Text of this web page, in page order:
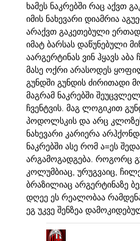
ხამეს ნაკრებში რაც აქვთ
იმის ნახევარი დიამრია
არაქვთ გაკეთებული
იმატ ბარსას დაწუნებული
აარგერტინას ვინ ჰყავს აბა
მასე ოქრი არასოდეს
გუნდში გუნდის ძირითადი
მაგრამ ნაკრებში
ჩვენტვის. მაგ ლოგიკით
პოდოლსკის და არც
ნახევარი კარიერა
ნაკრებში ასე რომ ა=ეს
არგამოგადგება. როგორც
კოლუმბიაც, ურუგვაიც,
ბრაზილიაც არგერტინაზე
დღეე ეს რეალობაა
ეგ უკვე შენზეა